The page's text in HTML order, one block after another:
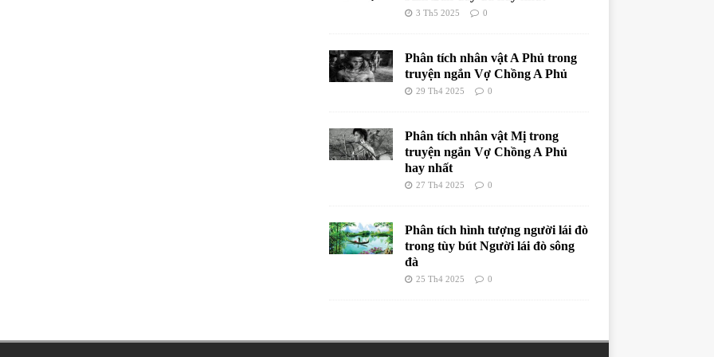
3 Th5 2025 0
Phân tích nhân vật A Phủ trong
truyện ngắn Vợ Chồng A Phủ
29 Th4 2025 0
Phân tích nhân vật Mị trong
truyện ngắn Vợ Chồng A Phủ
hay nhất
27 Th4 2025 0
Phân tích hình tượng người lái đò
trong tùy bút Người lái đò sông
đà
25 Th4 2025 0